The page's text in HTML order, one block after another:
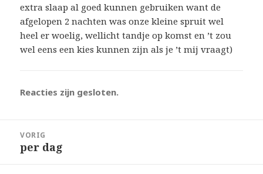
extra slaap al goed kunnen gebruiken want de
afgelopen 2 nachten was onze kleine spruit wel
heel er woelig, wellicht tandje op komst en ’t zou
wel eens een kies kunnen zijn als je ’t mij vraagt)
Reacties zijn gesloten.
navigatie
VORIG
Vorig
per dag